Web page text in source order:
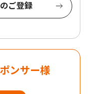
ご登録
ンサー様